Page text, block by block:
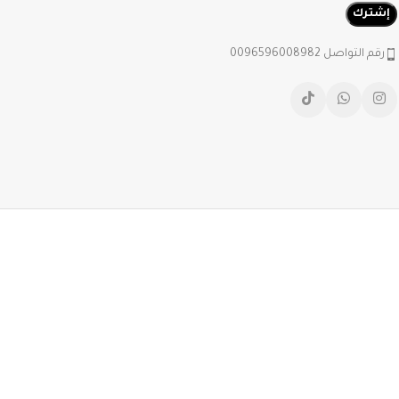
رقم التواصل 0096596008982